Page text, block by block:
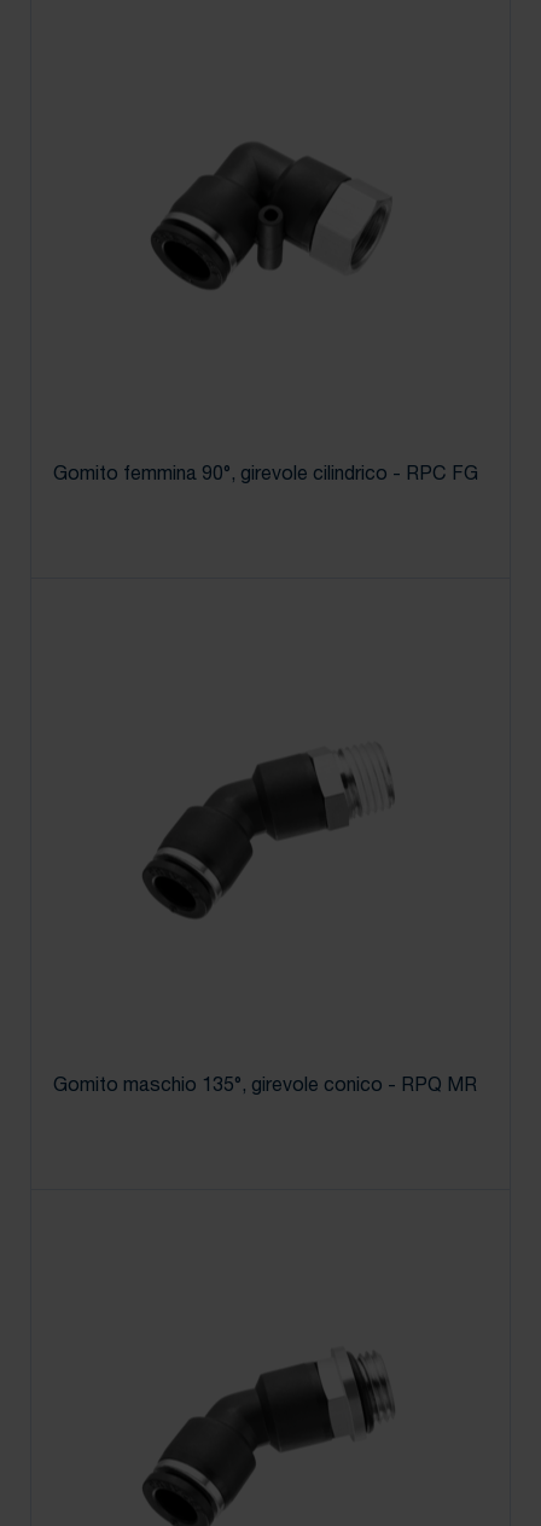
Gomito femmina 90°, girevole cilindrico - RPC FG
Gomito maschio 135°, girevole conico - RPQ MR